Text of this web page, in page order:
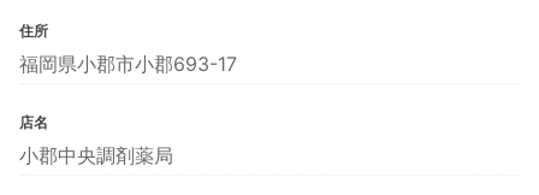
住所
福岡県小郡市小郡693-17
店名
小郡中央調剤薬局